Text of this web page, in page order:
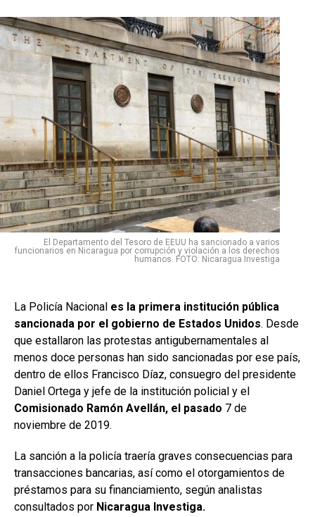
El Departamento del Tesoro de EEUU ha sancionado a varios
funcionarios en Nicaragua por corrupción y violación a los derechos
humanos. FOTO: Nicaragua Investiga
La Policía Nacional es la primera institución pública
sancionada por el gobierno de Estados Unidos. Desde
que estallaron las protestas antigubernamentales al
menos doce personas han sido sancionadas por ese país,
dentro de ellos Francisco Díaz, consuegro del presidente
Daniel Ortega y jefe de la institución policial y el
Comisionado Ramón Avellán, el pasado 7 de
noviembre de 2019.
La sanción a la policía traería graves consecuencias para
transacciones bancarias, así como el otorgamientos de
préstamos para su financiamiento, según analistas
consultados por Nicaragua Investiga.